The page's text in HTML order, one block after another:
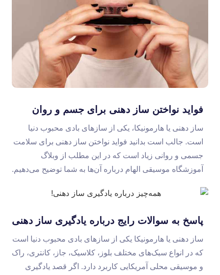
فواید نواختن ساز دهنی برای جسم و روان
ساز دهنی یا هارمونیکا، یکی از سازهای بادی محبوب دنیا
است. جالب است بدانید فواید نواختن ساز دهنی برای سلامت
جسمی و روانی زیاد است که در این مطلب از وبلاگ
آموزشگاه موسیقی الهام درباره آن‌ها به شما توضیح می‌دهیم.
پاسخ به سوالات رایج درباره یادگیری ساز دهنی
ساز دهنی یا هارمونیکا یکی از سازهای بادی محبوب دنیا است
که در انواع سبک‌های مختلف بلوز، کلاسیک، جاز، کانتری، راک
و موسیقی محلی آمریکایی کاربرد دارد. اگر قصد یادگیری